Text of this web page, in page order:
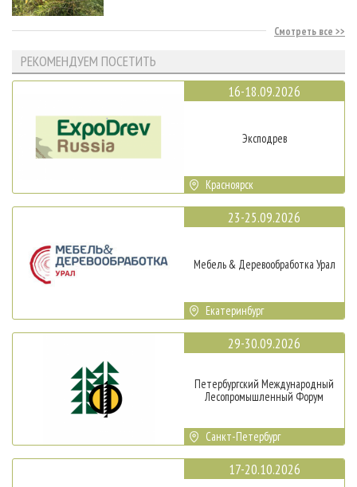
Смотреть все
РЕКОМЕНДУЕМ ПОСЕТИТЬ
16-18.09.2026
Эксподрев
Красноярск
23-25.09.2026
Мебель & Деревообработка Урал
Екатеринбург
29-30.09.2026
Петербургский Международный
Лесопромышленный Форум
Санкт-Петербург
17-20.10.2026